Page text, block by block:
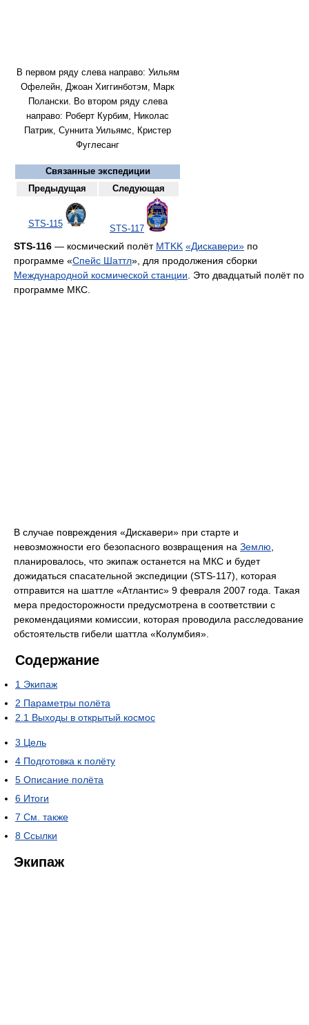
В первом ряду слева направо: Уильям
Офелейн, Джоан Хиггинботэм, Марк
Полански. Во втором ряду слева
направо: Роберт Курбим, Николас
Патрик, Суннита Уильямс, Кристер
Фуглесанг
Связанные экспедиции
Предыдущая
Следующая
STS-115 STS-117
STS-116 — космический полёт MTKK «Дискавери» по
программе «Спейс Шаттл», для продолжения сборки
Международной космической станции . Это двадцатый полёт по
программе МКС.
В случае повреждения «Дискавери» при старте и
невозможности его безопасного возвращения на Землю
планировалось, что экипаж останется на МКС и будет
дожидаться спасательной экспедиции (STS-117), которая
отправится на шаттле «Атлантис» 9 февраля 2007 года. Такая
мера предосторожности предусмотрена в соответствии с
рекомендациями комиссии, которая проводила расследование
обстоятельств гибели шаттла «Колумбия».
Содержание
1 Экипаж
2 Параметры полёта
2.1 Выходы в открытый космос
3 Цель
4 Подготовка к полёту
5 Описание полёта
6 Итоги
7 См. также
8 Ссылки
Экипаж